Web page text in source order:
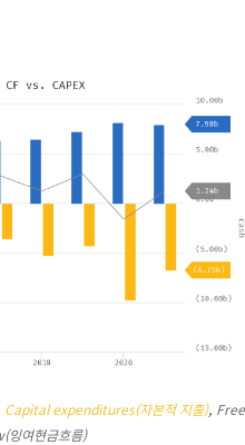
Capital expenditures(자본적 지출), Free
잉여현금흐름)